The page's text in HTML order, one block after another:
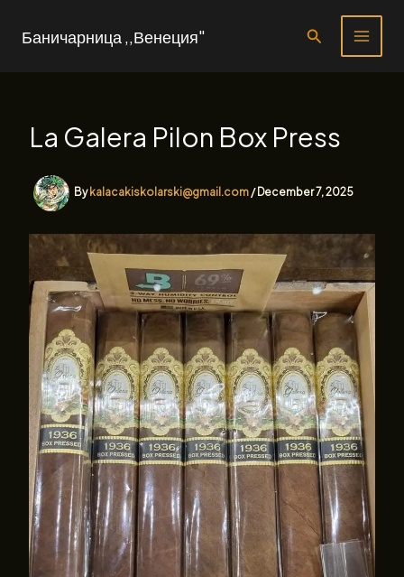
Баничарница ,,Венеция" Search
La Galera Pilon Box Press
By kalacakiskolarski@gmail.com/ December 7, 2025